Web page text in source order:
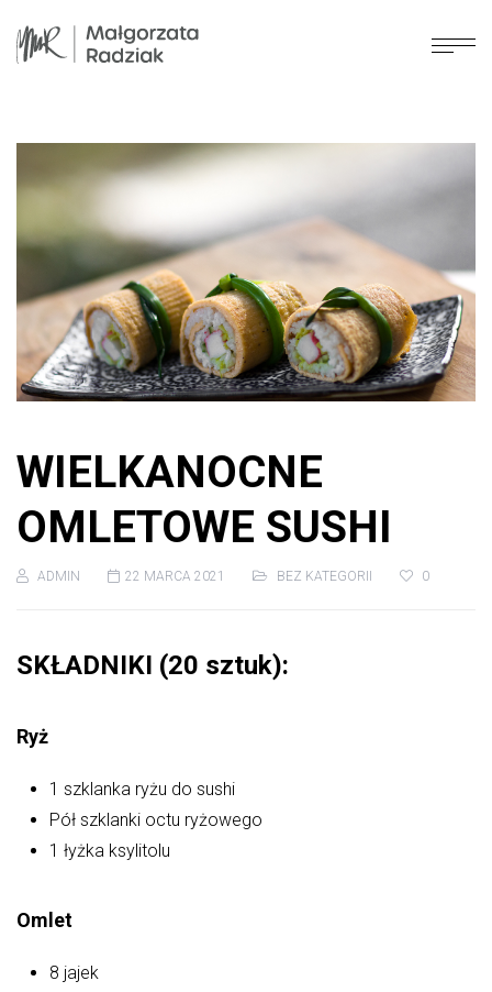
WIELKANOCNE
OMLETOWE SUSHI
ADMIN 22 MARCA 2021 BEZ KATEGORII 0
SKŁADNIKI (20 sztuk):
Ryż
1 szklanka ryżu do sushi
Pół szklanki octu ryżowego
1 łyżka ksylitolu
Omlet
8 jajek